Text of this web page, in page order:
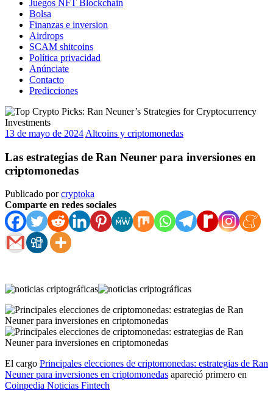
Juegos NFT Blockchain
Bolsa
Finanzas e inversion
Airdrops
SCAM shitcoins
Política privacidad
Anúnciate
Contacto
Predicciones
13 de mayo de 2024 Altcoins y criptomonedas
Las estrategias de Ran Neuner para inversiones en
criptomonedas
Publicado porcryptoka
Comparte en redes sociales
El cargo Principales elecciones de criptomonedas: estrategias de Ran
Neuner para inversiones en criptomonedas apareció primero en
Coinpedia Noticias Fintech